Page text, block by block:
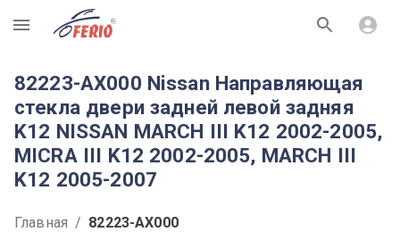
R
82223-AX000 Nissan Направляющая
стекла двери задней левой задняя
K12 NISSAN MARCH III K12 2002-2005,
MICRA III K12 2002-2005, MARCH III
K12 2005-2007
Главная / 82223-AX000